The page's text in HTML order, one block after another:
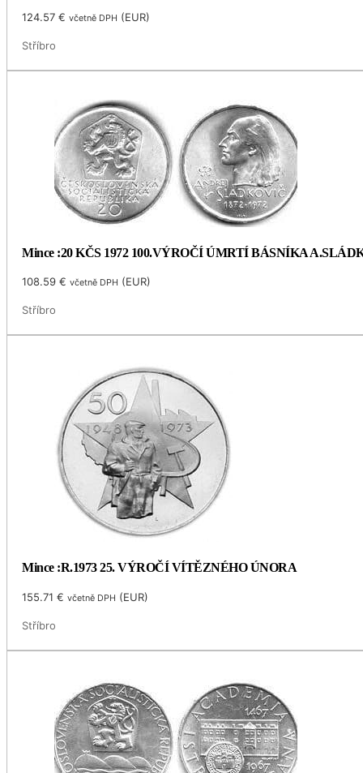
124.57€ včetně DPH (EUR)
Stříbro
Mince :20 KČS 1972 100.VÝROČÍ ÚMRTÍ BÁSNÍKA
108.59€ včetně DPH (EUR)
Stříbro
Mince :R.1973 25. VÝROČÍ VÍTĚZNÉHO ÚNORA
155.71€ včetně DPH (EUR)
Stříbro